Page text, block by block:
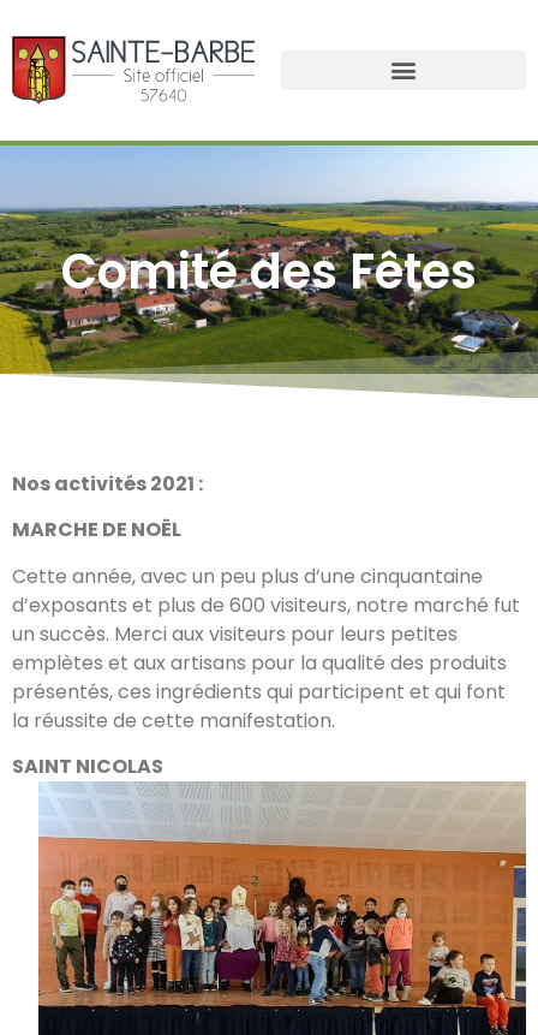
Comité des Fêtes
Nos activités 2021 :
MARCHE DE NOËL
Cette année, avec un peu plus d’une cinquantaine
d’exposants et plus de 600 visiteurs, notre marché fut
un succès. Merci aux visiteurs pour leurs petites
emplètes et aux artisans pour la qualité des produits
présentés, ces ingrédients qui participent et qui font
la réussite de cette manifestation.
SAINT NICOLAS